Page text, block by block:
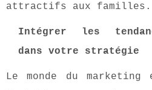
attractifs aux familles.
Intégrer les
dans votre stratégie
Le monde du